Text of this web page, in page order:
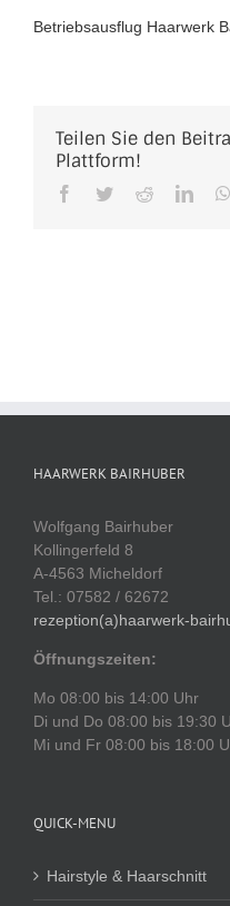
Betriebsausflug Haarwerk
Teilen Sie den
Plattform!
Facebook
TwitterReddit
HAARWERK BAIRHUBER
Wolfgang Bairhuber
Kollingerfeld 8
A-4563 Micheldorf
Tel.: 07582 / 62672
rezeption(a)haarwerk-
Öffnungszeiten:
Mo 08:00 bis 14:00 Uhr
Di und Do 08:00 bis 19:30
Mi und Fr 08:00 bis 18:00
QUICK-MENU
Hairstyle & Haarschnitt